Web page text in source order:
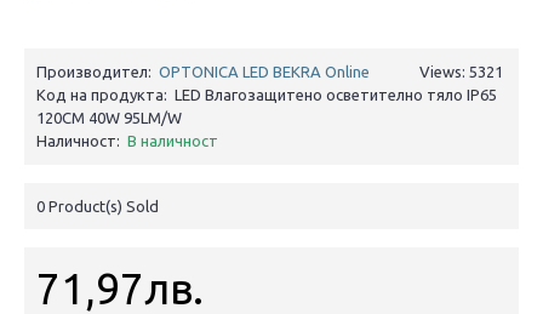
Views: 5321
Производител: OPTONICA LED BEKRA Online
Код на продукта: LED Влагозащитено осветително тяло IP65
120CM 40W 95LM/W
Наличност: В наличност
0 Product(s) Sold
71,97лв.